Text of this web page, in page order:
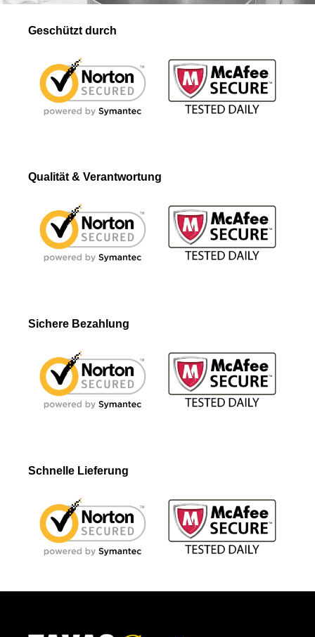
Geschützt durch
Qualität & Verantwortung
Sichere Bezahlung
Schnelle Lieferung